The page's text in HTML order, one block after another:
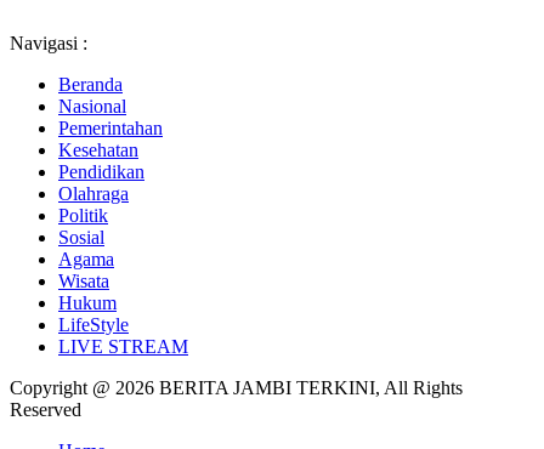
Navigasi :
Beranda
Nasional
Pemerintahan
Kesehatan
Pendidikan
Olahraga
Politik
Sosial
Agama
Wisata
Hukum
LifeStyle
LIVE STREAM
Copyright @ 2026 BERITA JAMBI TERKINI, All Rights
Reserved